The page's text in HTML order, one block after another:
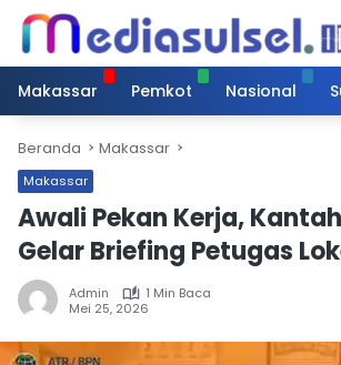
Langsung
konten
Makassar
Pemkot Nasional
Beranda Makassar
Makassar
Awali Pekan Kerja,
Gelar Briefing Petugas
Admin
1 Min Baca
Mei 25, 2026